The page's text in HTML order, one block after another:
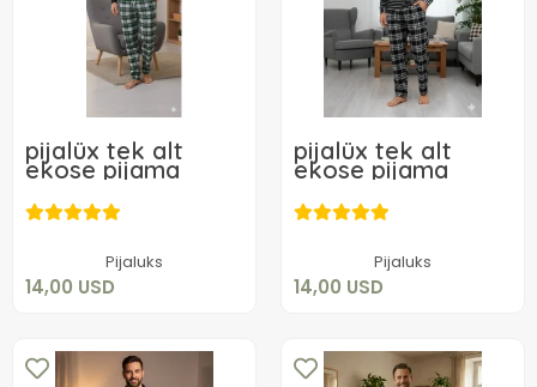
pijalüx tek alt
ekose pijama
Pijaluks
14,00 USD
14,00 USD
pijalüx tek alt
ekose pijama
Pijaluks
14,00 USD
14,00 USD